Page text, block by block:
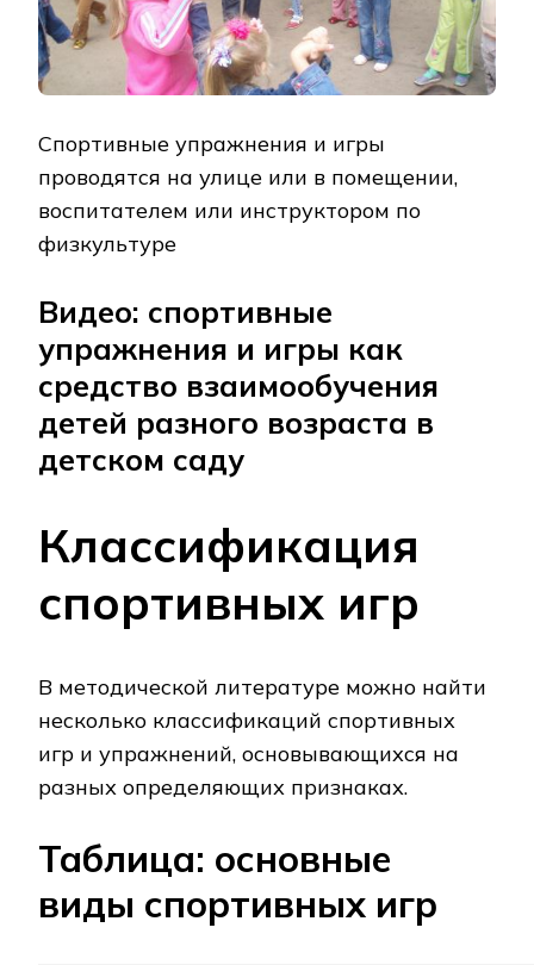
Спортивные упражнения и игры
проводятся на улице или в помещении,
воспитателем или инструктором по
физкультуре
Видео: спортивные
упражнения и игры как
средство взаимообучения
детей разного возраста в
детском саду
Классификация
спортивных игр
В методической литературе можно найти
несколько классификаций спортивных
игр и упражнений, основывающихся на
разных определяющих признаках.
Таблица: основные
виды спортивных игр